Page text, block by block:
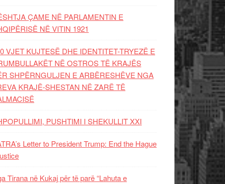
ÇAME NË PARLAMENTIN E
NË VITIN 1921
VJET KUJTESË DHE IDENTITET-TRYEZË E
NË OSTROS TË KRAJËS
SHPËRNGULJEN E ARBËRESHËVE NGA
KRAJË-SHESTAN NË ZARË TË
PUSHTIMI I SHEKULLIT XXI
Letter to President Trump: End the Hague
Tirana në Kukaj për të parë “Lahuta e